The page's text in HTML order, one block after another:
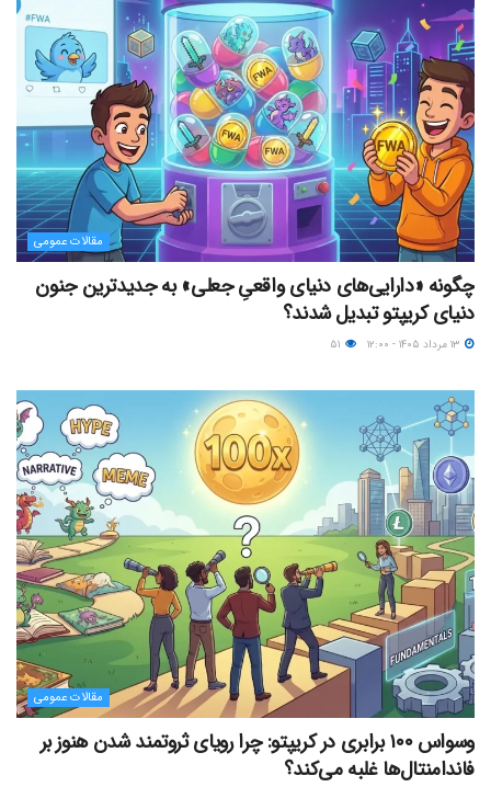
مقالات عمومی
چگونه «دارایی‌های دنیای واقعیِ جعلی» به جدیدترین جنون
دنیای کریپتو تبدیل شدند؟
مقالات عمومی
وسواس ۱۰۰ برابری در کریپتو: چرا رویای ثروتمند شدن هنوز بر
فاندامنتال‌ها غلبه می‌کند؟